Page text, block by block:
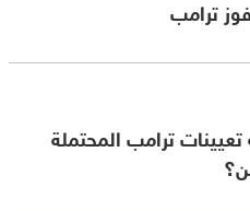
ترامب
تعيينات ترامب المحتملة